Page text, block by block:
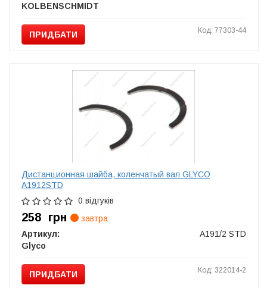
KOLBENSCHMIDT
ПРИДБАТИ Код: 77303-44
Дистанционная шайба, коленчатый вал GLYCO
A1912STD
0 відгуків
258 грн
завтра
Артикул:
A191/2 STD
Glyco
ПРИДБАТИ Код: 322014-2